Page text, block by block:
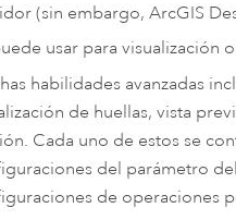
(sin embargo, ArcGIS
usar para visualización
habilidades avanzadas
de huellas, vista
Cada uno de estos se
del parámetro
de operaciones